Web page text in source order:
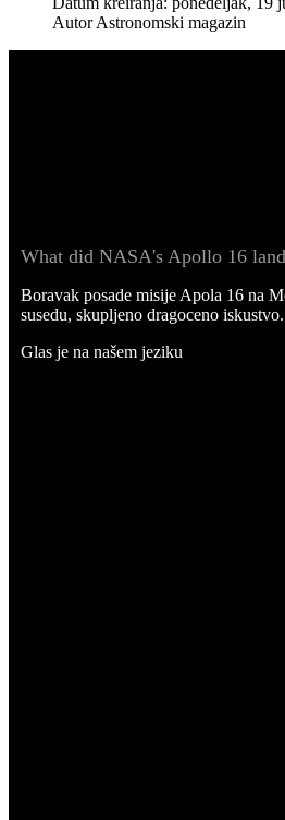
AutorAstronomski magazin
What did NASA's Apollo 16
Boravak posade misije Apola 16 na
susedu, skupljeno dragoceno
Glas je na našem jeziku